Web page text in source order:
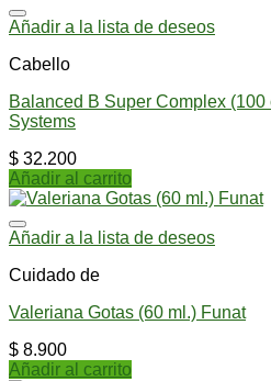
Añadir a la lista de deseos
Cabello
Balanced B Super Complex (100
Systems
$ 32.200
Añadir al carrito
Añadir a la lista de deseos
Cuidado de
Valeriana Gotas (60 ml.) Funat
$ 8.900
Añadir al carrito